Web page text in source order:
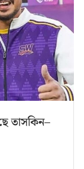
তাসকিন–